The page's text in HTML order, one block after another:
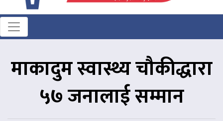
माकादुम स्वास्थ्य चौकीद्धारा
५७ जनालाई सम्मान